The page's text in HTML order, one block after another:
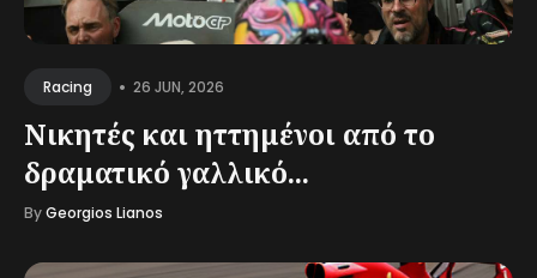
Racing • 26 JUN, 2026
Νικητές και ηττημένοι από το
δραματικό γαλλικό...
ByGeorgios Lianos